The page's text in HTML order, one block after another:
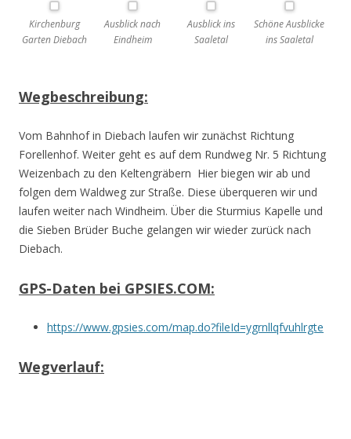
Kirchenburg
Garten Diebach
Ausblick nach
Eindheim
Ausblick ins
Saaletal
Schöne Ausblicke
ins Saaletal
Wegbeschreibung:
Vom Bahnhof in Diebach laufen wir zunächst Richtung
Forellenhof. Weiter geht es auf dem Rundweg Nr. 5 Richtung
Weizenbach zu den Keltengräbern Hier biegen wir ab und
folgen dem Waldweg zur Straße. Diese überqueren wir und
laufen weiter nach Windheim. Über die Sturmius Kapelle und
die Sieben Brüder Buche gelangen wir wieder zurück nach
Diebach.
GPS-Daten bei GPSIES.COM:
https://www.gpsies.com/map.do?fileId=ygrnllqfvuhlrgte
Wegverlauf: